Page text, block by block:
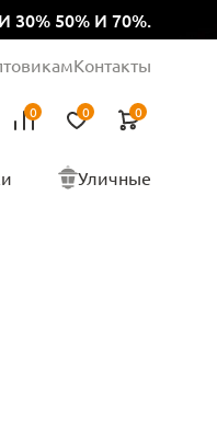
30% 50% И 70%.
Контакты
0 0 0
Уличные